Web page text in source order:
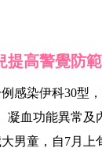
提高警覺防
感染伊科30型
血功能異常及
男童，自7月